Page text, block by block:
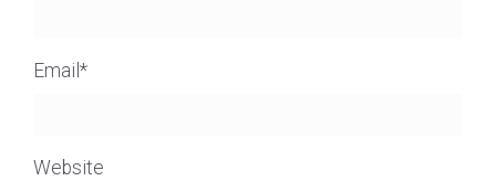
Email *
Website